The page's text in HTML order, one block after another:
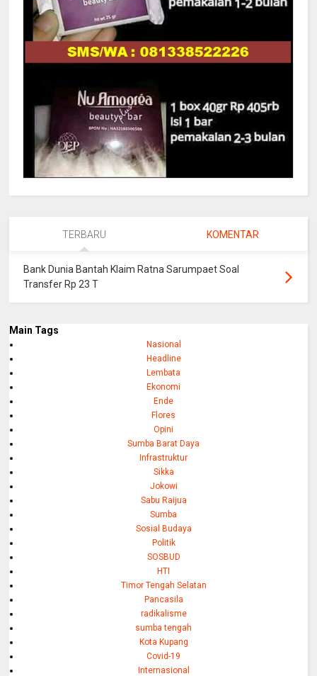
TERBARU KOMENTAR
Bank Dunia Bantah Klaim Ratna Sarumpaet Soal
Transfer Rp 23 T
Main Tags
Nasional
Headline
Lembata
Ekonomi
Ende
Flores
Opini
Sumba Barat Daya
Infrastruktur
Sikka
Jokowi
Sabu Raijua
Sumba
Sosial Budaya
Politik
SOSBUD
HTI
Timor Tengah Selatan
Pancasila
radikalisme
sumba tengah
Kota Kupang
Covid-19
Internasional